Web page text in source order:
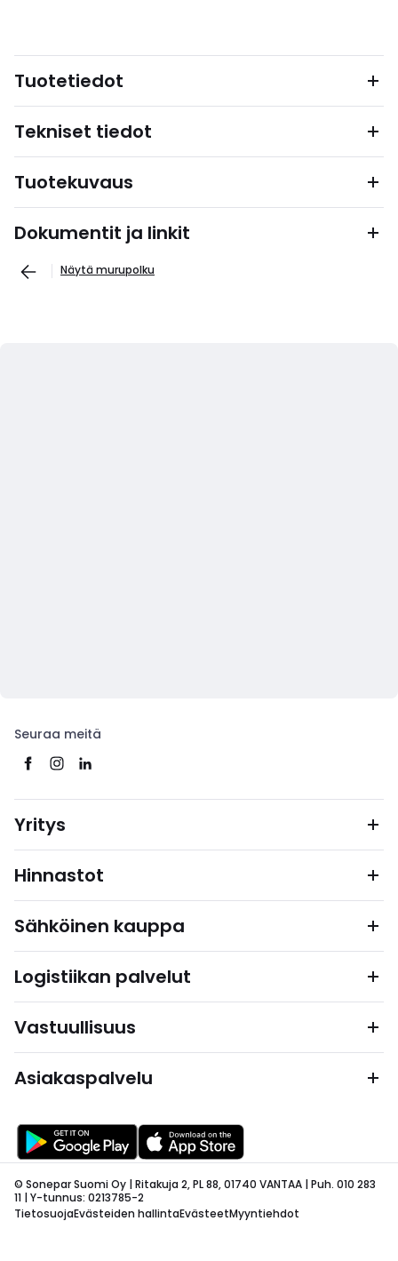
Tuotetiedot
Tekniset tiedot
Tuotekuvaus
Dokumentit ja linkit
Näytä murupolku
Seuraa meitä
Yritys
Hinnastot
Sähköinen kauppa
Logistiikan palvelut
Vastuullisuus
Asiakaspalvelu
© Sonepar Suomi Oy | Ritakuja 2, PL 88, 01740 VANTAA | Puh. 010 283
11 | Y-tunnus: 0213785-2
TietosuojaEvästeiden hallintaEvästeetMyyntiehdot